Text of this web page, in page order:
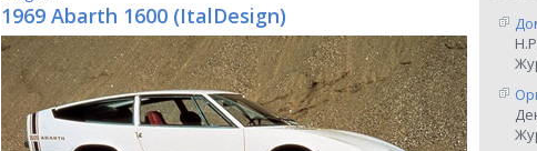
1969 Abarth 1600 (ItalDesign)